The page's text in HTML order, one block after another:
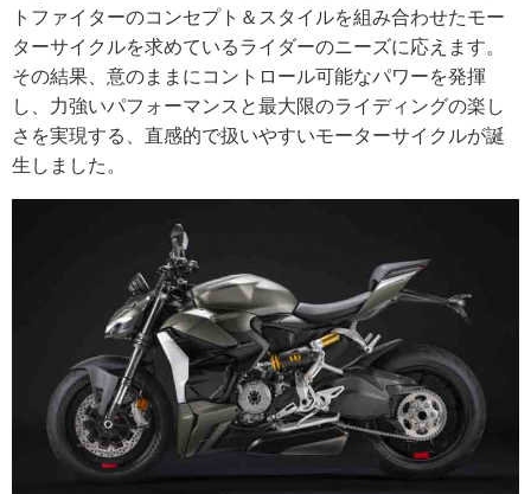
トファイターのコンセプト＆スタイルを組み合わせたモー
ターサイクルを求めているライダーのニーズに応えます。
その結果、意のままにコントロール可能なパワーを発揮
し、力強いパフォーマンスと最大限のライディングの楽し
さを実現する、直感的で扱いやすいモーターサイクルが誕
生しました。